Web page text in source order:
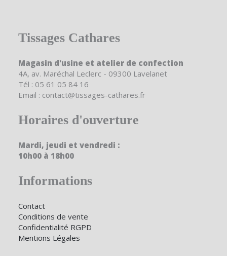
Tissages Cathares
Magasin d'usine et atelier de confection
4A, av. Maréchal Leclerc - 09300 Lavelanet
Tél : 05 61 05 84 16
Email : contact@tissages-cathares.fr
Horaires d'ouverture
Mardi, jeudi et vendredi :
10h00 à 18h00
Informations
Contact
Conditions de vente
Confidentialité RGPD
Mentions Légales